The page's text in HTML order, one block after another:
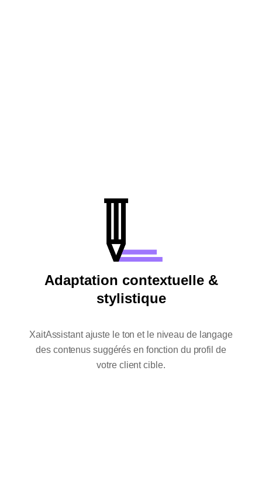
Adaptation contextuelle &
stylistique
XaitAssistant ajuste le ton et le niveau de langage
des contenus suggérés en fonction du profil de
votre client cible.